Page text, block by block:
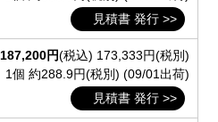
見積書 発行 >>
187,200円(税込) 173,333円(税別)
1個 約288.9円(税別) (09/01出荷)
見積書 発行 >>